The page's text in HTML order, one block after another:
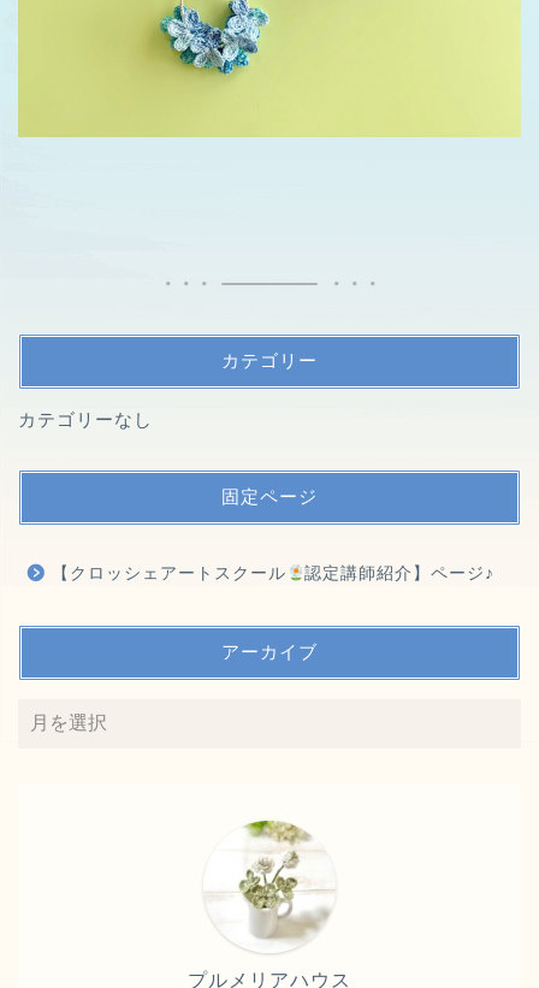
カテゴリー
カテゴリーなし
固定ページ
【クロッシェアートスクール 認定講師紹介】ページ♪
アーカイブ
プルメリアハウス